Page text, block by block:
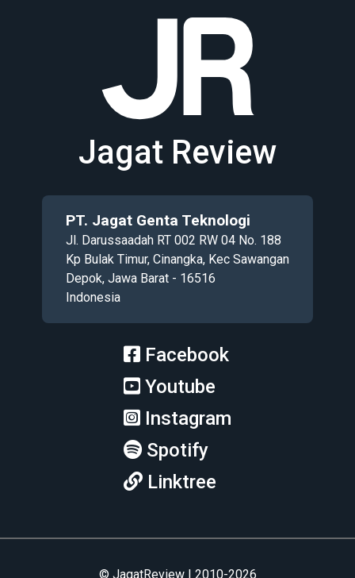
Jagat Review
PT. Jagat Genta Teknologi
Jl. Darussaadah RT 002 RW 04 No. 188
Kp Bulak Timur, Cinangka, Kec Sawangan
Depok, Jawa Barat - 16516
Indonesia
Facebook
Youtube
Instagram
Spotify
Linktree
© JagatReview | 2010-2026